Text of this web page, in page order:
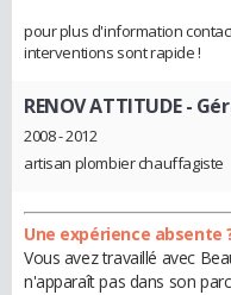
pour plus d'information
interventions sont rapide !
RENOV ATTITUDE-
2008 - 2012
artisan plombier chauffagiste
Une expérience absente
Vous avez travaillé avec
n'apparaît pas dans son